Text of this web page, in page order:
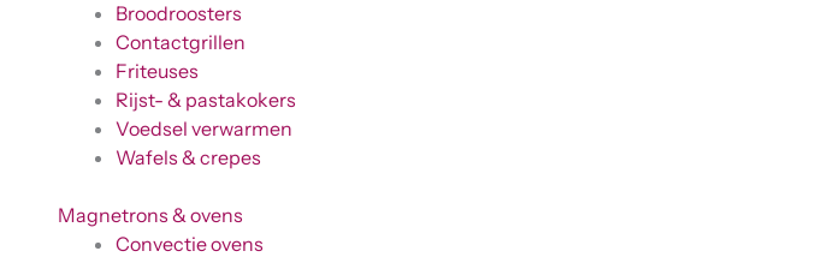
Broodroosters
Contactgrillen
Friteuses
Rijst- & pastakokers
Voedsel verwarmen
Wafels & crepes
Magnetrons & ovens
Convectie ovens